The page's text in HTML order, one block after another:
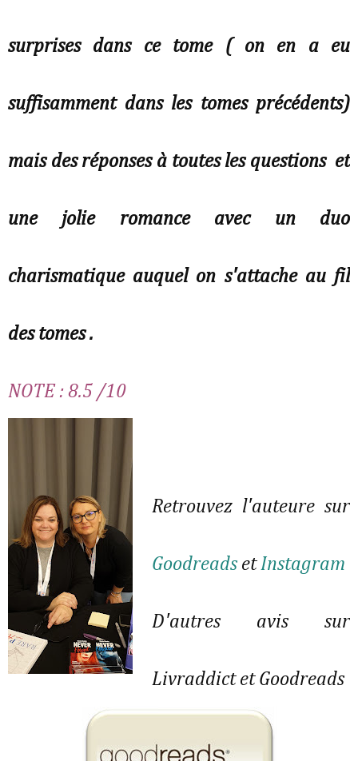
surprises dans ce tome ( on en a eu
suffisamment dans les tomes précédents)
mais des réponses à toutes les questions et
une jolie romance avec un duo
charismatique auquel on s'attache au fil
des tomes .
NOTE : 8.5 /10
Retrouvez l'auteure sur
Goodreads etInstagram
D'autres avis sur
Livraddict et Goodreads